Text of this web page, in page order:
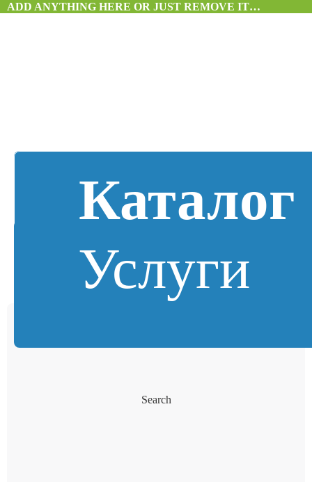
ADD ANYTHING HERE OR JUST REMOVE IT…
Каталог
Услуги
Search